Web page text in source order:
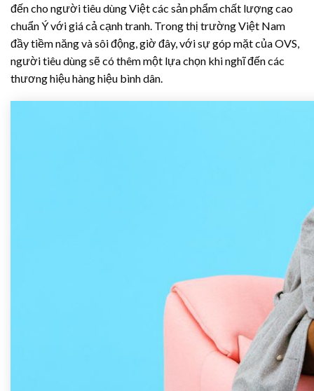
đến cho người tiêu dùng Việt các sản phẩm chất lượng cao
chuẩn Ý với giá cả cạnh tranh. Trong thị trường Việt Nam
đầy tiềm năng và sôi động, giờ đây, với sự góp mặt của OVS,
người tiêu dùng sẽ có thêm một lựa chọn khi nghĩ đến các
thương hiệu hàng hiệu bình dân.